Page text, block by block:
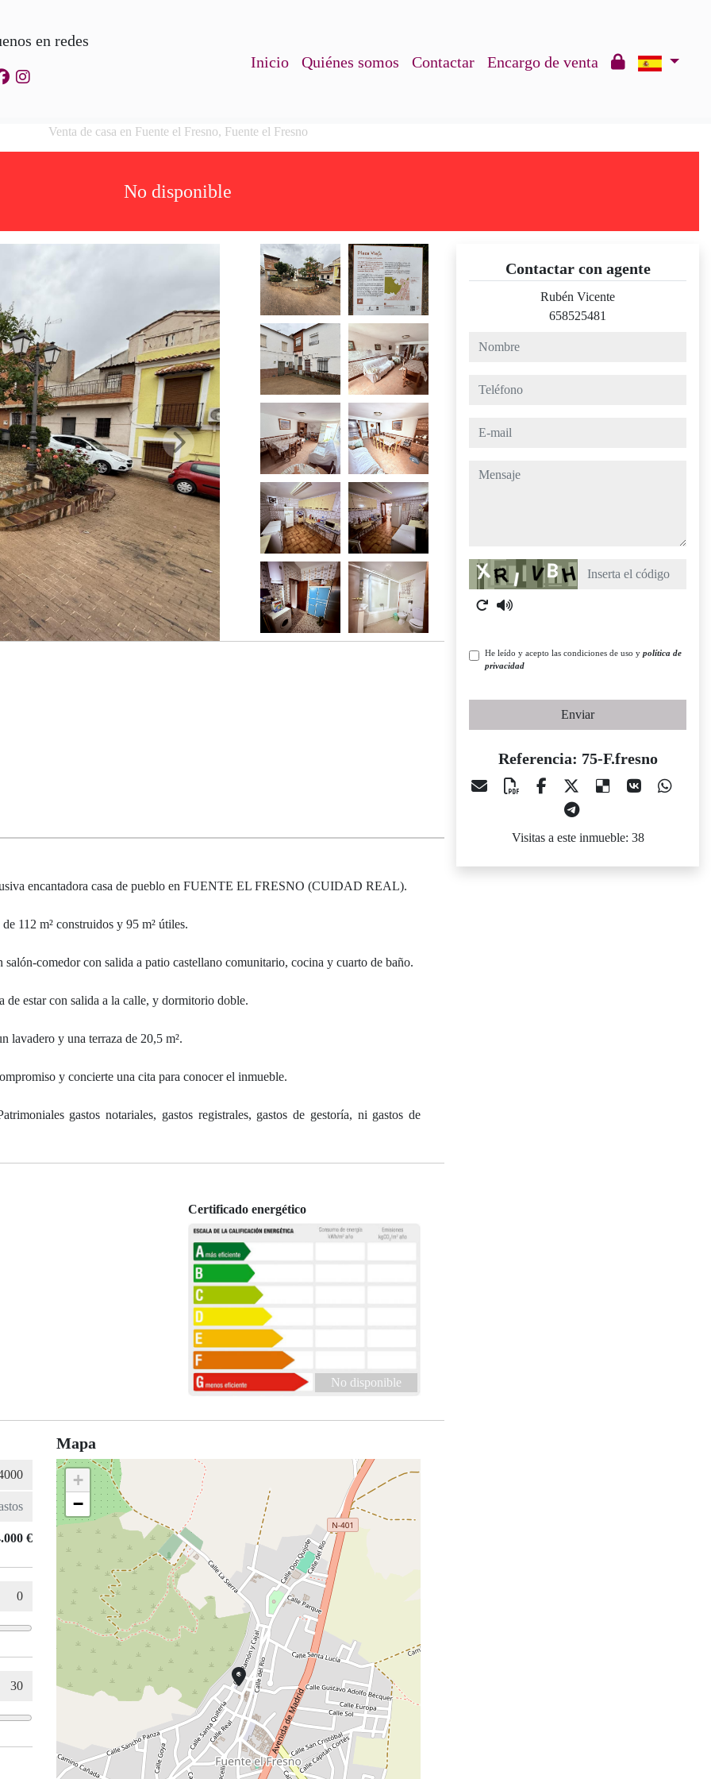
en redes
Inicio
Quiénes somos Contactar Encargo de venta
Venta de casa en Fuente el Fresno, Fuente el Fresno
No disponible
encantadora casa de pueblo en FUENTE EL FRESNO (CUIDAD REAL).
112 m² construidos y 95 m² útiles.
comedor con salida a patio castellano comunitario, cocina y cuarto de baño.
de estar con salida a la calle, y dormitorio doble.
lavadero y una terraza de 20,5 m².
y concierte una cita para conocer el inmueble.
gastos notariales, gastos registrales, gastos de gestoría, ni gastos de
Certificado energético
No disponible
€
Mapa
+
−
Contactar con agente
Rubén Vicente
658525481
nombre
teléfono
e-mail
mensaje
Captcha
He leído y acepto las condiciones de uso y política de
privacidad
Enviar
Referencia: 75-F.fresno
Visitas a este inmueble: 38